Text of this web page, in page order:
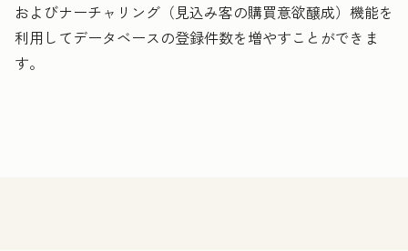
およびナーチャリング（見込み客の購買意欲醸成）機能を
利用してデータベースの登録件数を増やすことができま
す。